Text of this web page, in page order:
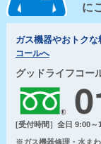
に
ガス機器やおトク
コールへ
グッドライフコー
[受付時間］全日 9:00～
※ガス機器修理・水ま